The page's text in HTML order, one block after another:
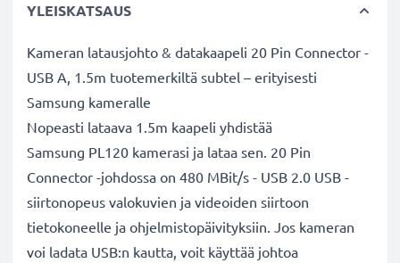
YLEISKATSAUS
Kameran latausjohto & datakaapeli 20 Pin Connector -
USB A, 1.5m tuotemerkiltä subtel – erityisesti
Samsung kameralle
Nopeasti lataava 1.5m kaapeli yhdistää
Samsung PL120 kamerasi ja lataa sen. 20 Pin
Connector -johdossa on 480 MBit/s - USB 2.0 USB -
siirtonopeus valokuvien ja videoiden siirtoon
tietokoneelle ja ohjelmistopäivityksiin. Jos kameran
voi ladata USB:n kautta, voit käyttää johtoa